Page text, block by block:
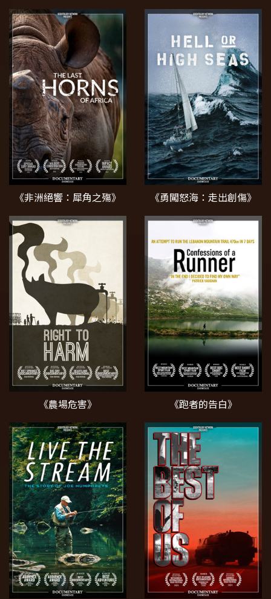
《非洲絕響：犀角之殤》 《勇闖怒海：走出創傷》
《農場危害》 《跑者的告白》